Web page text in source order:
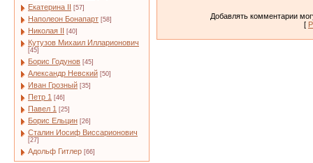
Екатерина II [57]
Наполеон Бонапарт [58]
Николая II [40]
Кутузов Михаил Илларионович
[45]
Борис Годунов [45]
Александр Невский [50]
Иван Грозный [35]
Петр 1 [46]
Павел 1 [25]
Борис Ельцин [26]
Сталин Иосиф Виссарионович
[27]
Адольф Гитлер [66]
Добавлять комментарии
[